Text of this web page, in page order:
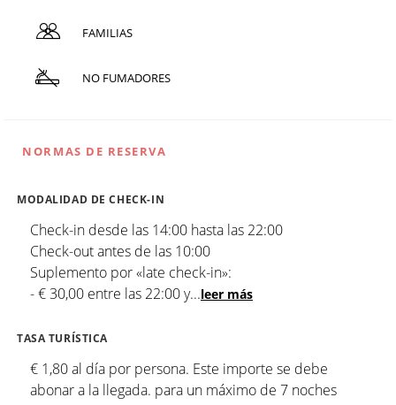
FAMILIAS
NO FUMADORES
NORMAS DE RESERVA
MODALIDAD DE CHECK-IN
Check-in desde las 14:00 hasta las 22:00
Check-out antes de las 10:00
Suplemento por «late check-in»:
- € 30,00 entre las 22:00 y...leer más
TASA TURÍSTICA
€ 1,80 al día por persona. Este importe se debe
abonar a la llegada. para un máximo de 7 noches